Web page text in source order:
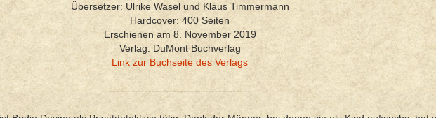
Übersetzer: Ulrike Wasel und Klaus Timmermann
Hardcover: 400 Seiten
Erschienen am 8. November 2019
Verlag: DuMont Buchverlag
Link zur Buchseite des Verlags
----------------------------------------